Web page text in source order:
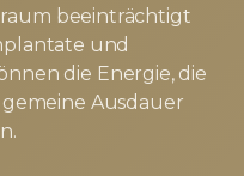
beeinträchtigt
und
die Energie, die
Ausdauer